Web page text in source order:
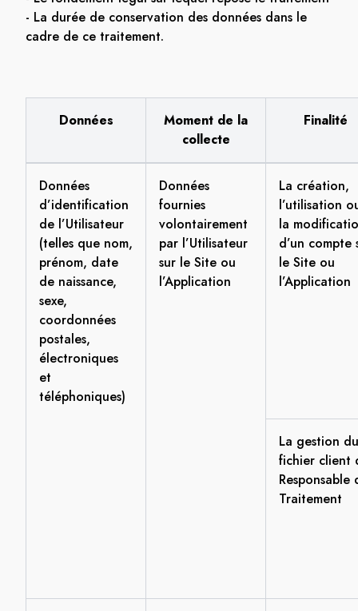
- La durée de conservation des données dans le
cadre de ce traitement.
Données
Moment de la
collecte
Finalité
Données
d’identification
de l’Utilisateur
(telles que nom,
prénom, date
de naissance,
sexe,
coordonnées
postales,
électroniques
et
téléphoniques)
Données
fournies
volontairement
par l’Utilisateur
sur le Site ou
l’Application
La création,
l’utilisation
la
d’un compte
le Site ou
l’Application
La gestion du
fichier client
Responsable
Traitement